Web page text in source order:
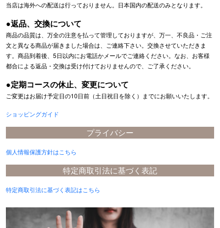
当店は海外への配送は行っておりません。日本国内の配送のみとなります。
●返品、交換について
商品の品質は、万全の注意を払って管理しておりますが、万一、不良品・ご注
文と異なる商品が届きました場合は、ご連絡下さい。交換させていただきま
す。商品到着後、5日以内にお電話かメールでご連絡ください。なお、お客様
都合による返品・交換は受け付けておりませんので、ご了承ください。
●定期コースの休止、変更について
ご変更はお届け予定日の10日前（土日祝日を除く）までにお願いいたします。
ショッピングガイド
プライバシー
個人情報保護方針はこちら
特定商取引法に基づく表記
特定商取引法に基づく表記はこちら